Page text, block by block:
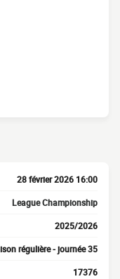
28 février 2026 16:00
League Championship
2025/2026
régulière - journée 35
17376